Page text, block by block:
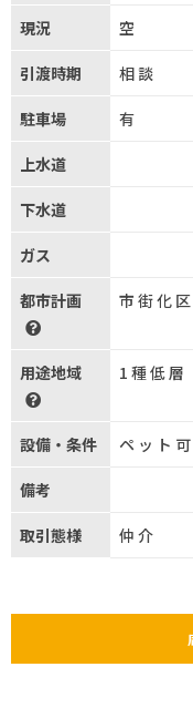
現況 空
引渡時期 相談
駐車場 有
上水道
下水道
ガス
都市計画 市街化
用途地域 1種低層
設備・条件 ペット可
備考
取引態様 仲介